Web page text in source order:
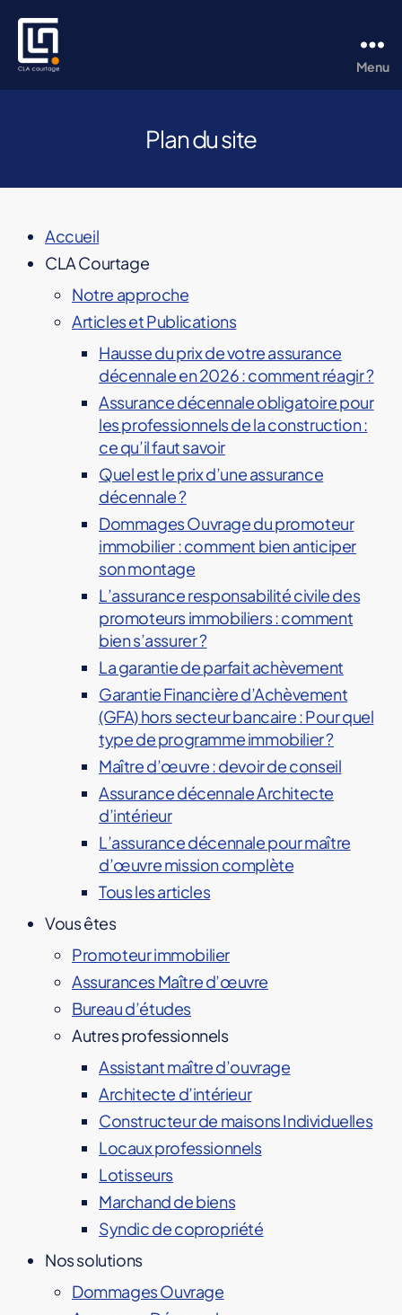
Menu
Plan du site
Accueil
CLA Courtage
Notre approche
Articles et Publications
Hausse du prix de votre assurance
décennale en 2026 : comment réagir ?
Assurance décennale obligatoire pour
les professionnels de la construction :
ce qu’il faut savoir
Quel est le prix d’une assurance
décennale ?
Dommages Ouvrage du promoteur
immobilier : comment bien anticiper
son montage
L’assurance responsabilité civile des
promoteurs immobiliers : comment
bien s’assurer ?
La garantie de parfait achèvement
Garantie Financière d’Achèvement
(GFA) hors secteur bancaire : Pour quel
type de programme immobilier ?
Maître d’œuvre : devoir de conseil
Assurance décennale Architecte
d’intérieur
L’assurance décennale pour maître
d’œuvre mission complète
Tous les articles
Vous êtes
Promoteur immobilier
Assurances Maître d’œuvre
Bureau d’études
Autres professionnels
Assistant maître d’ouvrage
Architecte d’intérieur
Constructeur de maisons Individuelles
Locaux professionnels
Lotisseurs
Marchand de biens
Syndic de copropriété
Nos solutions
Dommages Ouvrage